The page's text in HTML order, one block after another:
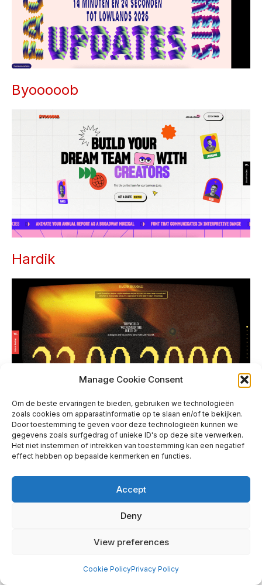
Manage Cookie Consent
Om de beste ervaringen te bieden, gebruiken we technologieën
zoals cookies om apparaatinformatie op te slaan en/of te bekijken.
Door toestemming te geven voor deze technologieën kunnen we
gegevens zoals surfgedrag of unieke ID's op deze site verwerken.
Het niet instemmen of intrekken van toestemming kan een negatief
effect hebben op bepaalde kenmerken en functies.
Accept
Deny
View preferences
Cookie PolicyPrivacy Policy
Byooooob
Hardik
Laserdrift